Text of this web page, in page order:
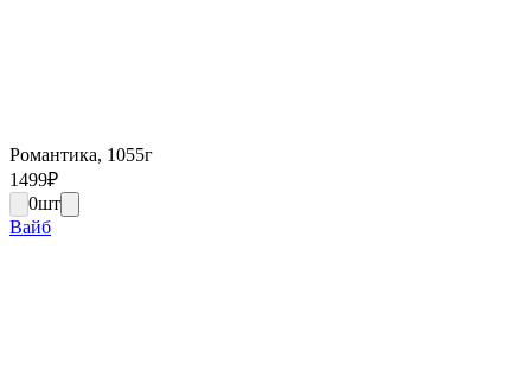
Романтика, 1055г
1499₽
0шт
Вайб